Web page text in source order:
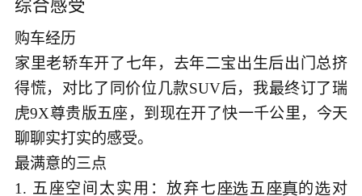
综合感受
购车经历﻿
家里老轿车开了七年，去年二宝出生后出门总挤
得慌，对比了同价位几款SUV后，我最终订了瑞
虎9X尊贵版五座，到现在开了快一千公里，今天
聊聊实打实的感受。﻿
最满意的三点﻿
1. 五座空间太实用：放弃七五 的对